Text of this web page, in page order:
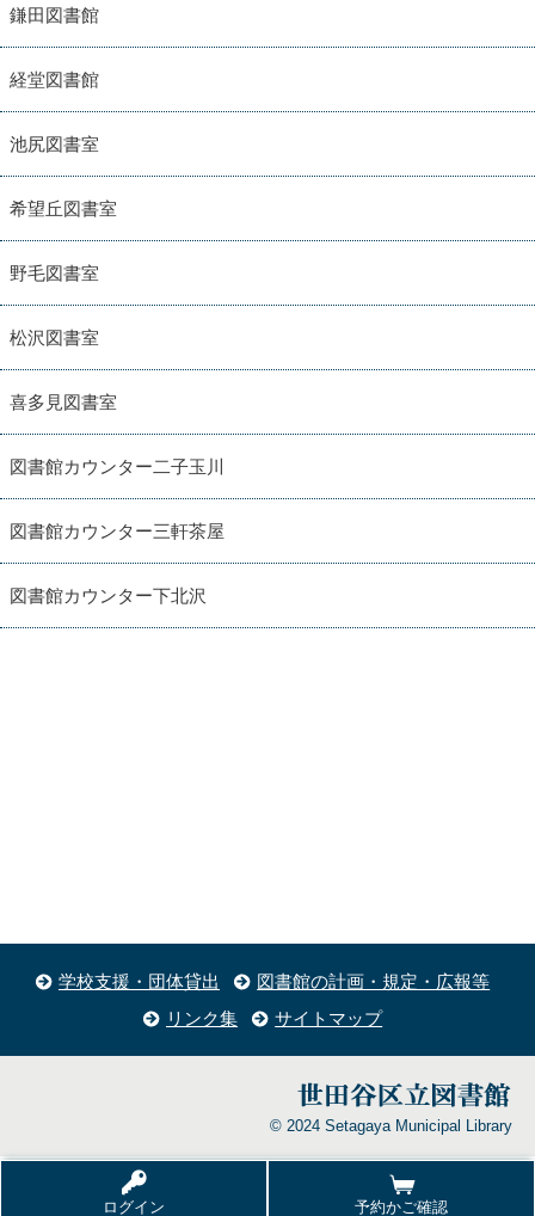
ログイン 予約かご確認
鎌田図書館
経堂図書館
池尻図書室
希望丘図書室
野毛図書室
松沢図書室
喜多見図書室
図書館カウンター二子玉川
図書館カウンター三軒茶屋
図書館カウンター下北沢
学校支援・団体貸出
図書館の計画・規定・広報等
リンク集
サイトマップ
© 2024 Setagaya Municipal Library